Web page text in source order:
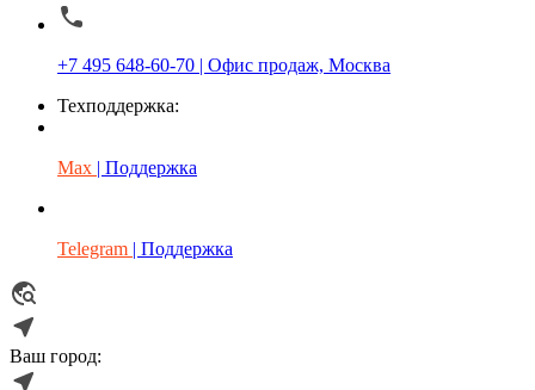
+7 495 648-60-70 | Офис продаж, Москва
Техподдержка:
Max | Поддержка
Telegram | Поддержка
Ваш город: